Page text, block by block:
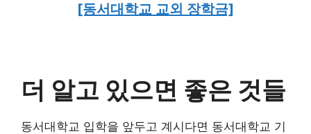
[동서대학교 교외 장학금]
더 알고 있으면 좋은 것들
동서대학교 입학을 앞두고 계시다면 동서대학교 기